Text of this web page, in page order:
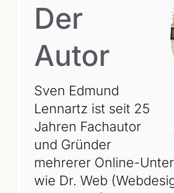
Der
Autor
Sven Edmund
Lennartz ist seit 25
Jahren Fachautor
und Gründer
mehrerer Online-
wie Dr. Web